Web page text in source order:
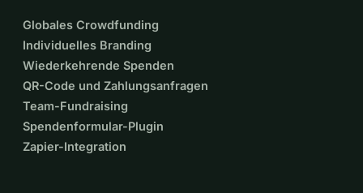
Globales Crowdfunding
Individuelles Branding
Wiederkehrende Spenden
QR-Code und Zahlungsanfragen
Team-Fundraising
Spendenformular-Plugin
Zapier-Integration